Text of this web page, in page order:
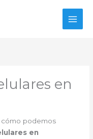
en
cómo podemos
en